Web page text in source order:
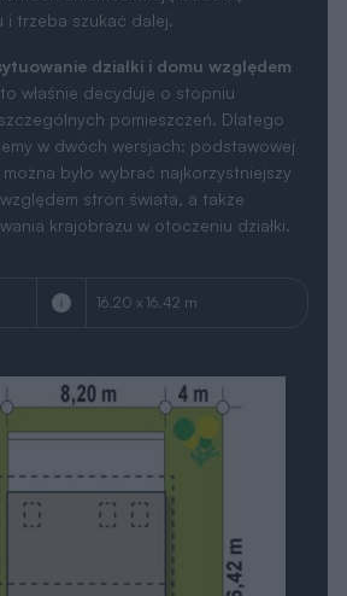
trzeba szukać dalej.
działki i domu względem
właśnie decyduje o stopniu
pomieszczeń. Dlatego
w dwóch wersjach: podstawowej
było wybrać najkorzystniejszy
stron świata, a także
krajobrazu w otoczeniu działki.
16.20 x 16.42 m